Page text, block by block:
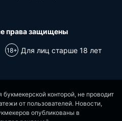
права защищены
Для лиц старше 18 лет
конторой, не проводит
от пользователей. Новости,
опубликованы в